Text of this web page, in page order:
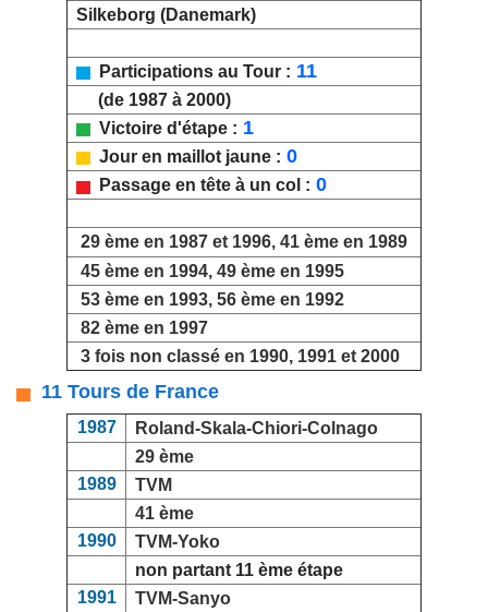
Silkeborg (Danemark)
Participations au Tour : 11
(de 1987 à 2000)
Victoire d'étape : 1
Jour en maillot jaune : 0
Passage en tête à un col : 0
29 ème en 1987 et 1996, 41 ème en 1989
45 ème en 1994, 49 ème en 1995
53 ème en 1993, 56 ème en 1992
82 ème en 1997
3 fois non classé en 1990, 1991 et 2000
11 Tours de France
1987
Roland-Skala-Chiori-Colnago
29 ème
1989
TVM
41 ème
1990
TVM-Yoko
non partant 11 ème étape
1991
TVM-Sanyo